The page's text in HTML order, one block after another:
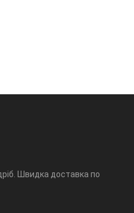
Швидка доставка по